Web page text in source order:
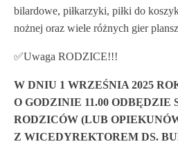
bilardowe, piłkarzyki, piłki do
nożnej oraz wiele różnych gier
✅️Uwaga RODZICE!!!
W DNIU 1 WRZEŚNIA 2025
O GODZINIE 11.00 ODBĘDZIE
RODZICÓW (LUB
Z WICEDYREKTOREM DS.